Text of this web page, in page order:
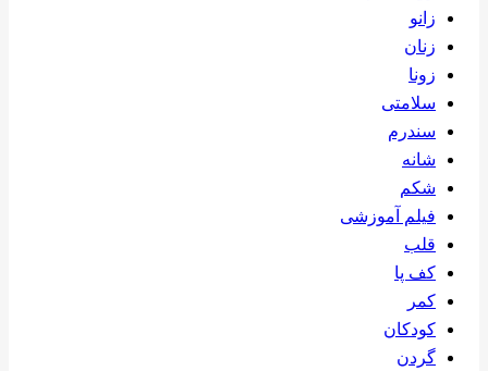
زانو
زنان
زونا
سلامتی
سندرم
شانه
شکم
فیلم آموزشی
قلب
کف پا
کمر
کودکان
گردن